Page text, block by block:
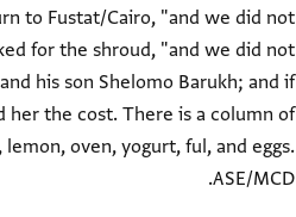
to Fustat/Cairo, "and we did not
for the shroud, "and we did not
his son Shelomo Barukh; and if
her the cost. There is a column of
oven, yogurt, ful, and eggs.
ASE/MCD.